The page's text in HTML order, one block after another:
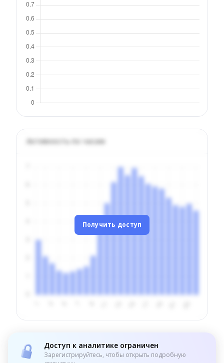
Активность по часам
Получить доступ
Доступ к аналитике ограничен
Зарегистрируйтесь, чтобы открыть подробную